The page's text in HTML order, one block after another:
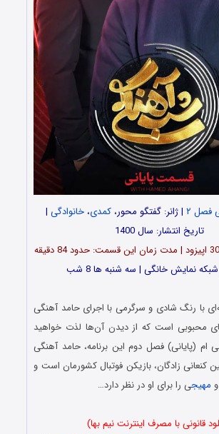
۲ | ژانر: گفتگو محور،کمدی،خانوادگی |
تاریخ انتشار: سال 1400
نمایش خانگی | سه شنبه ها 8 شب
با رنگ شادی و سرگرمی با اجرای حامد آهنگی
محبوبی است که از دیدن‌ آن‌ها لذت خواهید
(پایانی) فصل دوم این برنامه،حامد آهنگی
زادگان، بازیکن فوتبال کشورمان است و
مهیجی را برای او در نظر دارد…
قانونی با مصرف اینترنت نیم بها)